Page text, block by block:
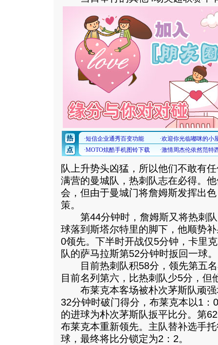
队上升势头凶猛，所以他们不敢有
满营的曼城队，热刺队志在必得。
会，但由于曼城门将詹姆斯发挥出
策。
第44分钟时，詹姆斯又将热刺队
球落到斯塔尔特里的脚下，他顺势
0领先。下半时开战仅5分钟，卡里
队的萨马拉斯第52分钟时扳回一球。
目前热刺队积58分，领先第五名
目前名列第六，比热刺队少5分，但
布莱克本客场被朴次茅斯队顽强
32分钟时破门得分，布莱克本以1：
的进球为朴次茅斯队扳平比分。第
布莱克本重新领先。主队替补选手
球，最终将比分锁定为2：2。